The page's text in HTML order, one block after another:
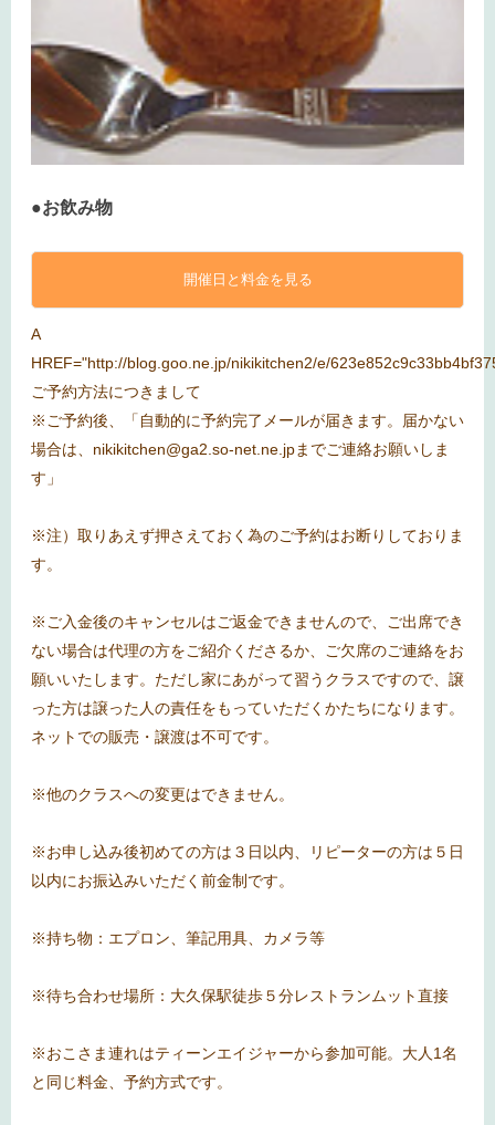
●お飲み物
開催日と料金を見る
A
HREF="http://blog.goo.ne.jp/nikikitchen2/e/
ご予約方法につきまして
※ご予約後、「自動的に予約完了メールが届きます。届かない
場合は、nikikitchen@ga2.so-net.ne.jpまでご連絡お願いしま
す」
※注）取りあえず押さえておく為のご予約はお断りしておりま
す。
※ご入金後のキャンセルはご返金できませんので、ご出席でき
ない場合は代理の方をご紹介くださるか、ご欠席のご連絡をお
願いいたします。ただし家にあがって習うクラスですので、譲
った方は譲った人の責任をもっていただくかたちになります。
ネットでの販売・譲渡は不可です。
※他のクラスへの変更はできません。
※お申し込み後初めての方は３日以内、リピーターの方は５日
以内にお振込みいただく前金制です。
※持ち物：エプロン、筆記用具、カメラ等
※待ち合わせ場所：大久保駅徒歩５分レストランムット直接
※おこさま連れはティーンエイジャーから参加可能。大人1名
と同じ料金、予約方式です。